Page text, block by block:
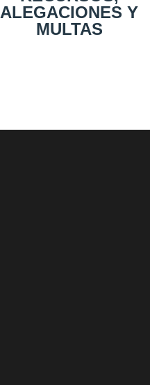
ALEGACIONES Y
MULTAS